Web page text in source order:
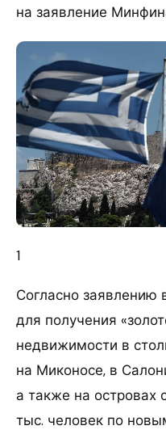
на заявление
1
Согласно заявлению
для получения
недвижимости в
на Миконосе, в
а также на островах
тыс. человек по